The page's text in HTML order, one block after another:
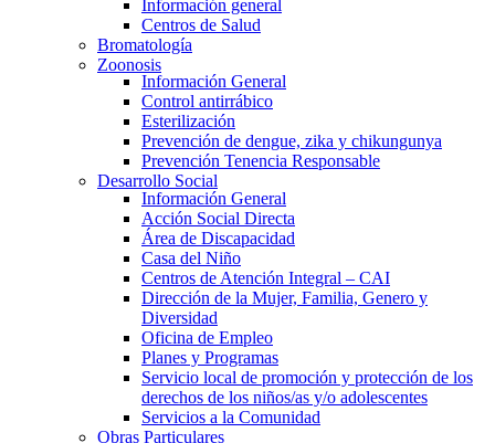
Información general
Centros de Salud
Bromatología
Zoonosis
Información General
Control antirrábico
Esterilización
Prevención de dengue, zika y chikungunya
Prevención Tenencia Responsable
Desarrollo Social
Información General
Acción Social Directa
Área de Discapacidad
Casa del Niño
Centros de Atención Integral – CAI
Dirección de la Mujer, Familia, Genero y
Diversidad
Oficina de Empleo
Planes y Programas
Servicio local de promoción y protección de los
derechos de los niños/as y/o adolescentes
Servicios a la Comunidad
Obras Particulares